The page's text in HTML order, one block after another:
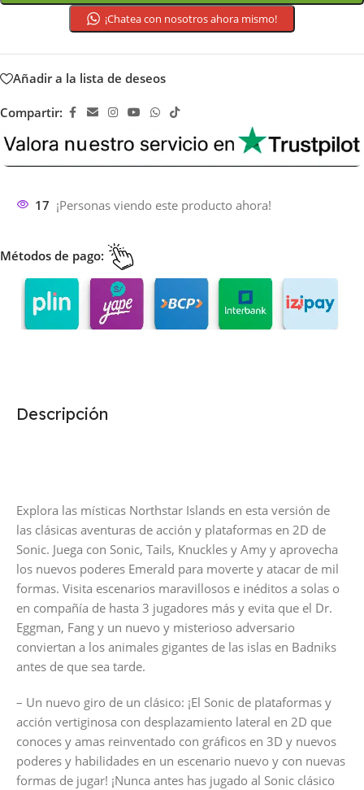
¡Chatea con nosotros ahora mismo!
Añadir a la lista de deseos
Compartir:
17 ¡Personas viendo este producto ahora!
Métodos de pago:
Descripción
Explora las místicas Northstar Islands en esta versión de
las clásicas aventuras de acción y plataformas en 2D de
Sonic. Juega con Sonic, Tails, Knuckles y Amy y aprovecha
los nuevos poderes Emerald para moverte y atacar de mil
formas. Visita escenarios maravillosos e inéditos a solas o
en compañía de hasta 3 jugadores más y evita que el Dr.
Eggman, Fang y un nuevo y misterioso adversario
conviertan a los animales gigantes de las islas en Badniks
antes de que sea tarde.
– Un nuevo giro de un clásico: ¡El Sonic de plataformas y
acción vertiginosa con desplazamiento lateral en 2D que
conoces y amas reinventado con gráficos en 3D y nuevos
poderes y habilidades en un escenario nuevo y con nuevas
formas de jugar! ¡Nunca antes has jugado al Sonic clásico